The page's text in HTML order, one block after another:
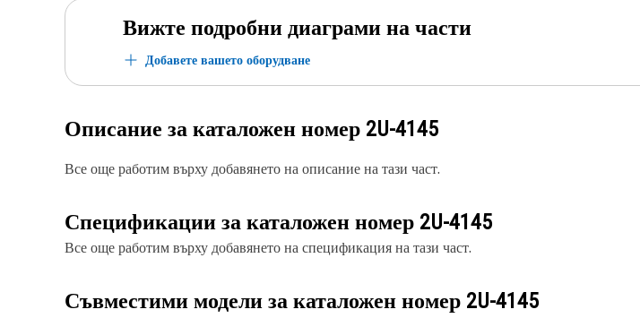
Вижте подробни диаграми на части
Добавете вашето оборудване
Описание за каталожен номер 2U-4145
Все още работим върху добавянето на описание на тази част.
Спецификации за каталожен номер 2U-4145
Все още работим върху добавянето на спецификация на тази част.
Съвместими модели за каталожен номер 2U-4145